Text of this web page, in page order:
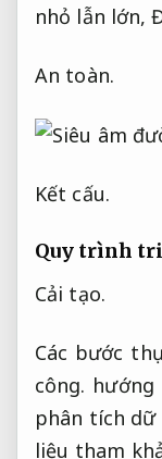
nhỏ lẫn lớn,
An toàn.
Kết cấu.
Quy trình
Cải tạo.
Các bước
công.
phân tích dữ
liệu tham